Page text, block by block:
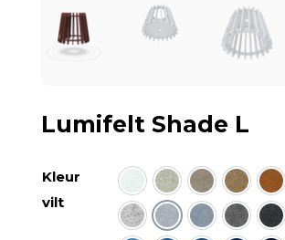
Lumifelt Shade L
Kleur
vilt
wit ecru zandcamel
salmiak melee
lichtgrijsmidden grijs
duif